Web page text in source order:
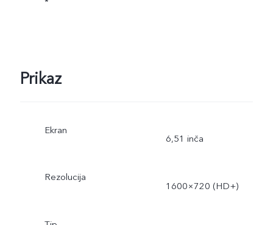
Prikaz
Ekran
6,51 inča
Rezolucija
1600×720 (HD+)